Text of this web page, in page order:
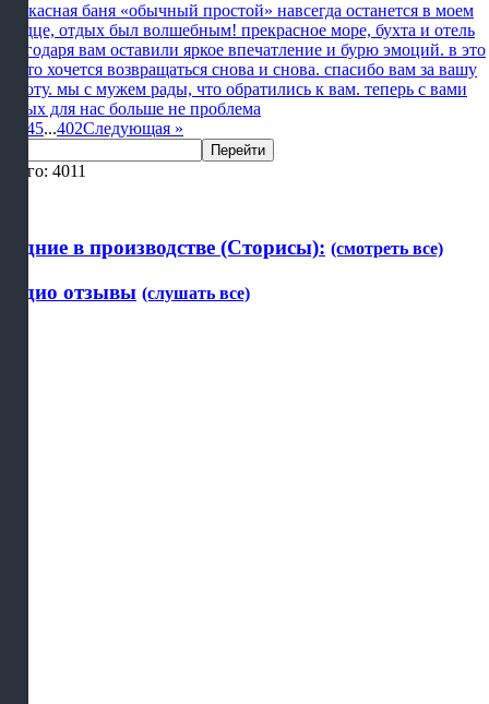
Каркасная баня «обычный простой» навсегда останется в моем
сердце, отдых был волшебным! прекрасное море, бухта и отель
благодаря вам оставили яркое впечатление и бурю эмоций. в это
место хочется возвращаться снова и снова. спасибо вам за вашу
работу. мы с мужем рады, что обратились к вам. теперь с вами
отдых для нас больше не проблема
45...402Следующая »
Перейти
Всего: 4011
Будние в производстве (Сторисы): (смотреть все)
Аудио отзывы (слушать все)